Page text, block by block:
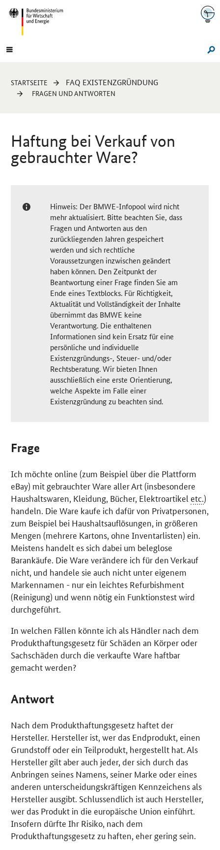
Navigation
Hauptmenü
Sie
sind
STARTSEITE FAQ EXISTENZGRÜNDUNG
FRAGEN UND ANTWORTEN
Haftung bei Verkauf von
gebrauchter Ware?
Hinweis: Der BMWE-Infopool wird nicht
mehr aktualisiert. Bitte beachten Sie, dass
Fragen und Antworten aus den
zurückliegenden Jahren gespeichert
werden und sich rechtliche
Voraussetzungen inzwischen geändert
haben können. Den Zeitpunkt der
Beantwortung einer Frage finden Sie am
Ende eines Textblocks. Für Richtigkeit,
Aktualität und Vollständigkeit der Inhalte
übernimmt das BMWE keine
Verantwortung. Die enthaltenen
Informationen sind kein Ersatz für eine
persönliche und individuelle
Existenzgründungs-, Steuer- und/oder
Rechtsberatung. Wir bieten Ihnen
ausschließlich eine erste Orientierung,
welche Aspekte im Falle einer
Existenzgründung zu beachten sind.
Frage
Ich möchteonline (zum Beispiel über die Plattform
eBay) mit gebrauchter Ware aller Art (insbesondere
Haushaltswaren, Kleidung, Bücher, Elektroartikel etc.)
handeln. Die Ware kaufe ich dafür von Privatpersonen,
zum Beispiel bei Haushaltsauflösungen, in größeren
Mengen (mehrere Kartons, ohne Inventarlisten) ein.
Meistens handelt es sich dabei um beleglose
Barankäufe. Die Ware verändere ich für den Verkauf
nicht, und handele sie auch nicht unter eigenem
Markennamen - nur ein leichtes Refurbishment
(Reinigung) und wenn nötig ein Funktionstest wird
durchgeführt.
In welchen Fällen könnte ich als Händler nach dem
Produkthaftungsgesetz für Schäden an Körper oder
Sachschäden durch die verkaufte Ware haftbar
gemacht werden?
Antwort
Nach dem Produkthaftungsgesetz haftet der
Hersteller. Hersteller ist, wer das Endprodukt, einen
Grundstoff oder ein Teilprodukt, hergestellt hat. Als
Hersteller gilt aber auch jeder, der sich durch das
Anbringen seines Namens, seiner Marke oder eines
anderen unterscheidungskräftigen Kennzeichens als
Hersteller ausgibt. Schlussendlich ist auch Hersteller,
wer das Produkt in die europäische Union einführt.
Insofern dürfte Ihr Risiko, nach dem
Produkthaftungsgesetz zu haften, eher gering sein.